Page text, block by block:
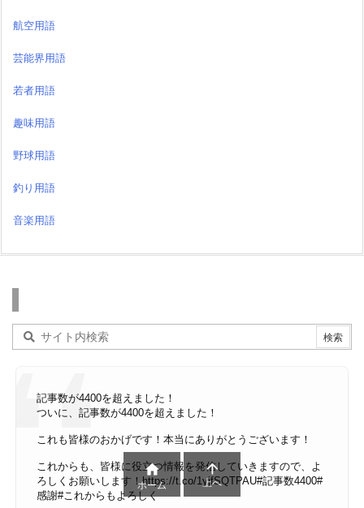
航空用語
芸能界用語
若者用語
趣味用語
野球用語
釣り用語
音楽用語
記事数が4400を超えました！
ついに、記事数が4400を超えました！
これも皆様のおかげです！本当にありがとうございます！
これからも、皆様に役立つ情報を発信していきますので、よ
ろしくお願いします！https://t.co/1yjfSQTPAU#記事数4400#
感謝#これからもよろしく

ホーム

上へ